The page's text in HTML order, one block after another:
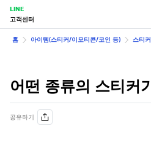
LINE
고객센터
홈 아이템(스티커/이모티콘/코인 등) 스티
어떤 종류의 스티커
공유하기